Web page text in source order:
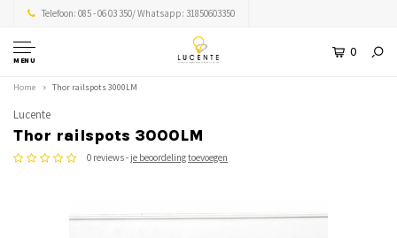
Telefoon: 085 - 06 03 350/ Whatsapp: 31850603350
MENU
0
Home Thor railspots 3000LM
Lucente
Thor railspots 3000LM
0 reviews - je beoordeling toevoegen